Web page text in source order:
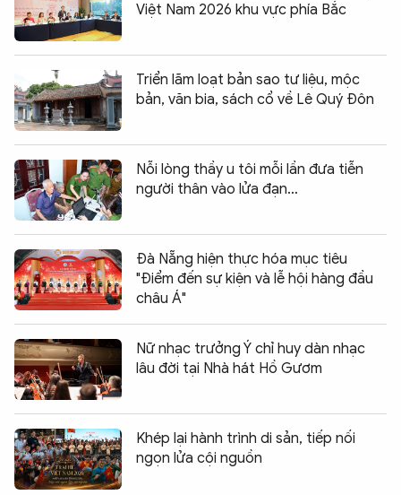
Việt Nam 2026 khu vực phía Bắc
Triển lãm loạt bản sao tư liệu, mộc
bản, văn bia, sách cổ về Lê Quý Đôn
Nỗi lòng thầy u tôi mỗi lần đưa tiễn
người thân vào lửa đạn…
Đà Nẵng hiện thực hóa mục tiêu
"Điểm đến sự kiện và lễ hội hàng đầu
châu Á"
Nữ nhạc trưởng Ý chỉ huy dàn nhạc
lâu đời tại Nhà hát Hồ Gươm
Khép lại hành trình di sản, tiếp nối
ngọn lửa cội nguồn